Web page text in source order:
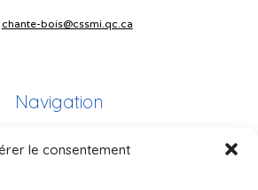
le consentement
chante-bois@cssmi.qc.ca
Navigation
Plan du site